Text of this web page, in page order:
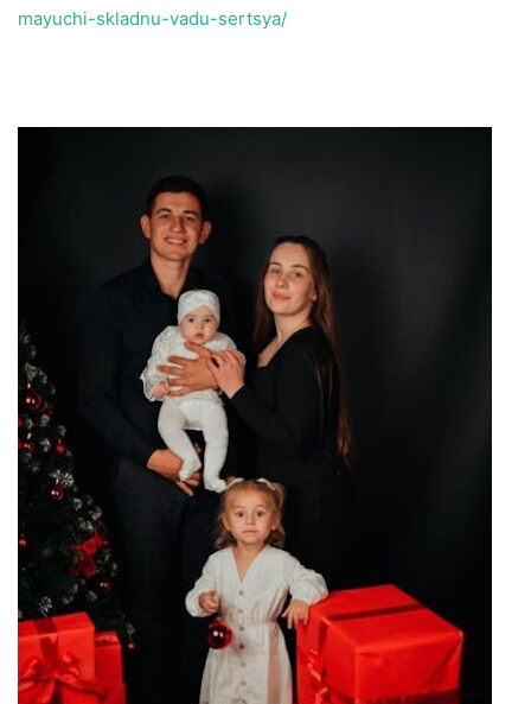
mayuchi-skladnu-vadu-sertsya/